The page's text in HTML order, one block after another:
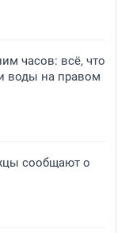
часов: всё, что
воды на правом
сообщают о